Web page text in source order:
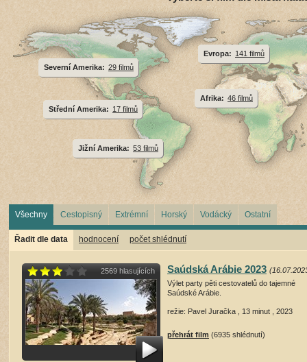
Afrika: 46 filmů
Evropa: 141 filmů
Jižní Amerika: 53 filmů
Severní Amerika: 29 filmů
Střední Amerika: 17 filmů
Všechny Cestopisný Extrémní Horský Vodácký Ostatní
Řadit dle data hodnocení počet shlédnutí
2569 hlasujících Saúdská Arábie 2023
Výlet party pěti cestovatelů do tajemné
Saúdské Arábie.
režie: Pavel Juračka , 13 minut , 2023
přehrát film (6935 shlédnutí)